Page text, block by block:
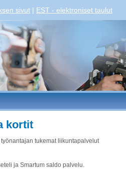
sivut | EST - elektroniset taulut
kortit
tukemat liikuntapalvelut
ja Smartum saldo palvelu.